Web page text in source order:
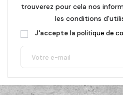
trouverez pour cela nos
les conditions
J'accepte la politique de